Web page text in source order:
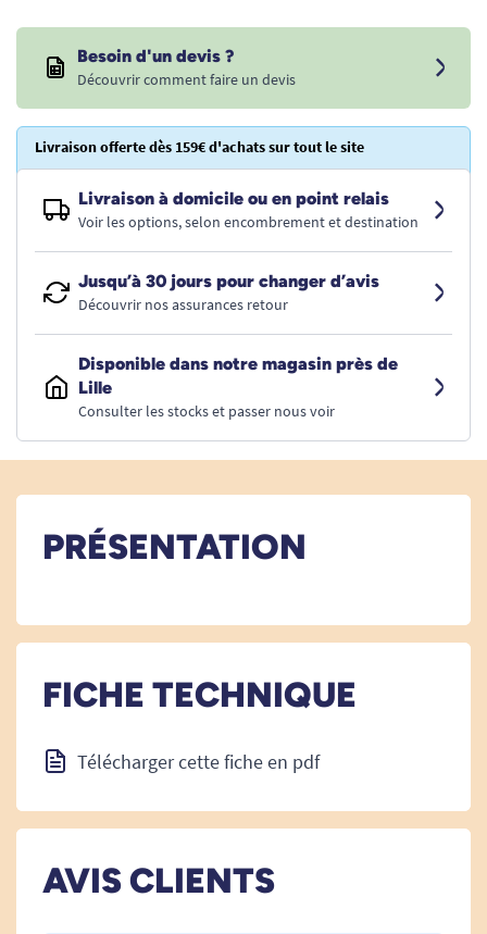
Besoin d'un devis ?
Découvrir comment faire un devis
Livraison offerte dès 159€ d'achats sur tout le site
Livraison à domicile ou en point relais
Voir les options, selon encombrement et destination
Jusqu’à 30 jours pour changer d’avis
Découvrir nos assurances retour
Disponible dans notre magasin près de
Lille
Consulter les stocks et passer nous voir
PRÉSENTATION
FICHE TECHNIQUE
Télécharger cette fiche en pdf
AVIS CLIENTS